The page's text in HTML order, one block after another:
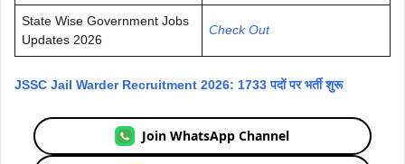
State Wise Government Jobs
Updates 2026
Check Out
JSSC Jail Warder Recruitment 2026: 1733 पदों पर भर्ती शुरू
Join WhatsApp Channel